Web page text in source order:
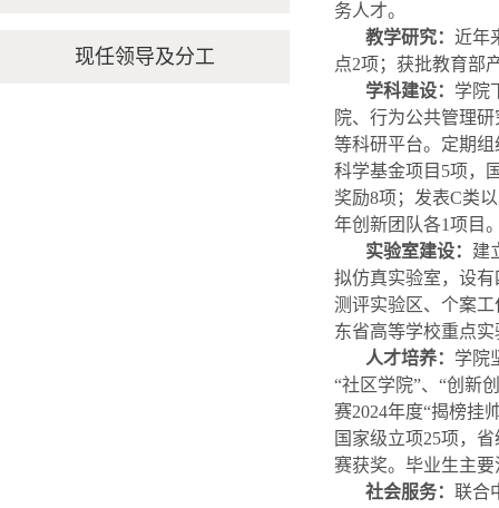
现任领导及分工
务人才。
教学研究： 近年
点2项；获批教育部
学科建设： 学院
院、行为公共管理
等科研平台。定期
科学基金项目5项，
奖励8项；发表C类
年创新团队各1项目
实验室建设： 建
拟仿真实验室，设
测评实验区、个案
东省高等学校重点
人才培养： 学院
“社区学院”、“创新
赛2024年度“揭榜挂
国家级立项25项，
赛获奖。毕业生主
社会服务： 联合